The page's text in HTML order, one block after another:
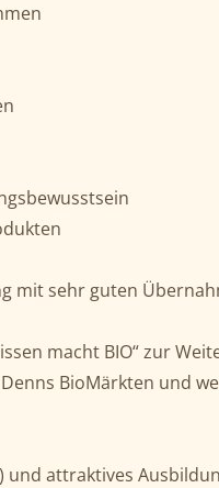
mit sehr guten
macht BIO“ zur
BioMärkten und
und attraktives